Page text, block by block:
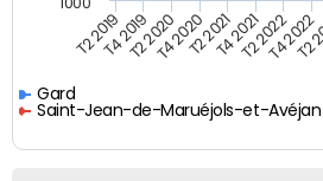
Gard
Saint-Jean-de-Maruéjols-et-Avéjan
T2 2019T4 2019T2 2020T4 2020T2 2021T4 2021T2 2022T4 2022
T2
1000